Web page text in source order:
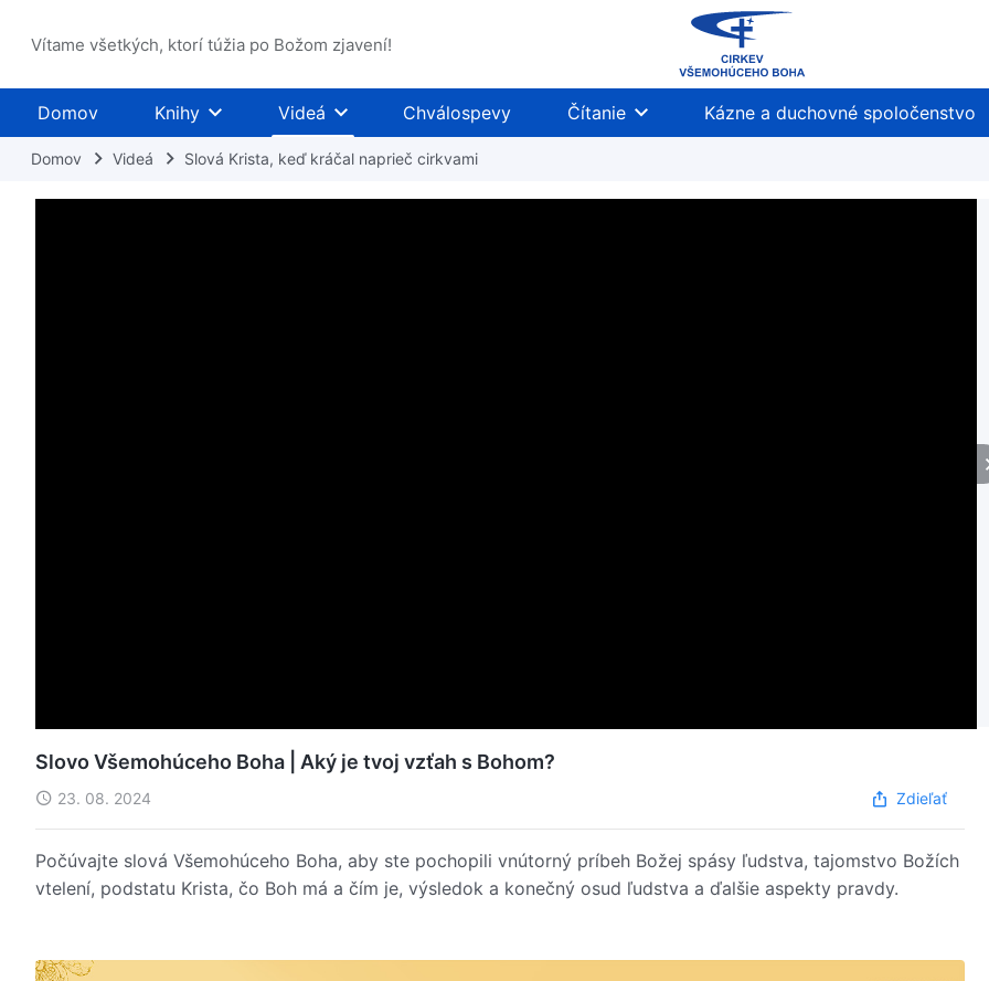
Vítame všetkých, ktorí túžia po Božom zjavení!
Domov Knihy Videá Chválospevy Čítanie Kázne a duchovné spoločenstvo
Domov Videá Slová Krista, keď kráčal naprieč cirkvami
Slovo Všemohúceho Boha | Aký je tvoj vzťah s Bohom?
23. 08. 2024 Zdieľať
Počúvajte slová Všemohúceho Boha, aby ste pochopili vnútorný príbeh Božej spásy ľudstva, tajomstvo Božích
vtelení, podstatu Krista, čo Boh má a čím je, výsledok a konečný osud ľudstva a ďalšie aspekty pravdy.